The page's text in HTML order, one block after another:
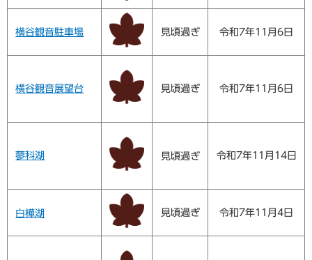
横谷観音駐車場 見頃過ぎ 令和7年11月6日
横谷観音展望台 見頃過ぎ 令和7年11月6日
蓼科湖 見頃過ぎ 令和7年11月14日
白樺湖 見頃過ぎ 令和7年11月4日